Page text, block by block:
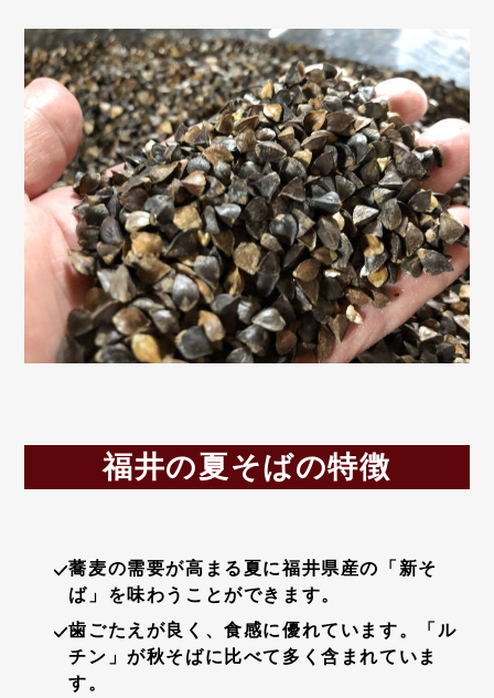
福井の夏そばの特徴
蕎麦の需要が高まる夏に福井県産の「新そ
ば」を味わうことができます。
歯ごたえが良く、食感に優れています。「ル
チン」が秋そばに比べて多く含まれていま
す。